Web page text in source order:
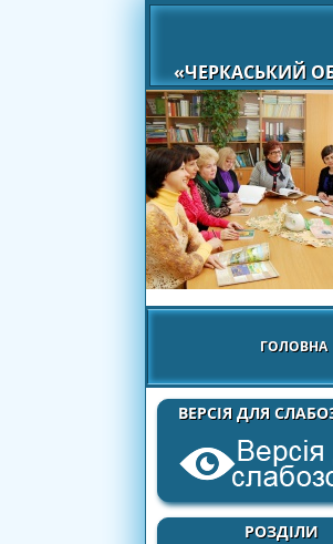
«ЧЕРКАСЬКИЙ
ГОЛОВНА
ВЕРСІЯ ДЛЯ
РОЗДІЛИ